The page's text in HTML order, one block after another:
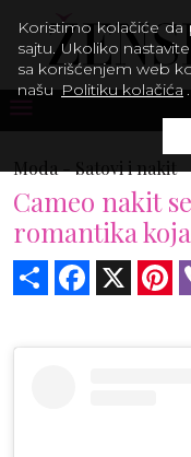
Moda -Satovi i nakit
Cameo nakit
romantika koja
Share Facebook
Koristimo kolačiće da
sajtu. Ukoliko
sa korišćenjem web
našu Politiku kolačića .